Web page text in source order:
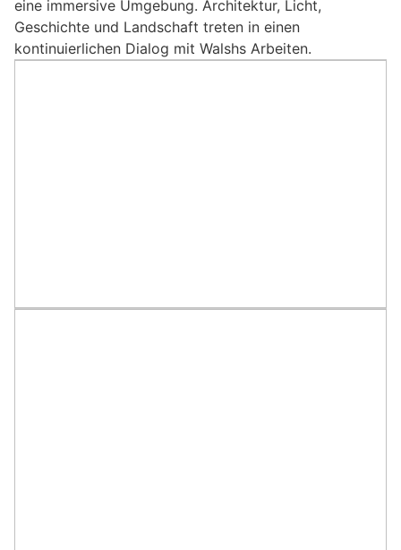
eine immersive Umgebung. Architektur, Licht,
Geschichte und Landschaft treten in einen
kontinuierlichen Dialog mit Walshs Arbeiten.